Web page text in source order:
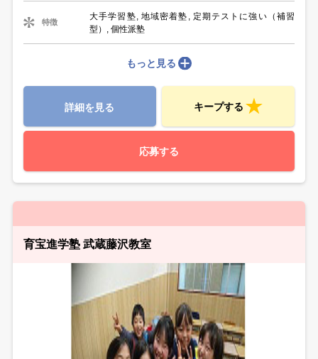
特徴
大手学習塾, 地域密着塾, 定期テストに強い（補習
型）, 個性派塾
もっと見る
詳細を見る キープする
応募する
育宝進学塾 武蔵藤沢教室